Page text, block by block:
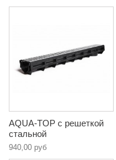
AQUA-TOP с решеткой
стальной
940,00 руб